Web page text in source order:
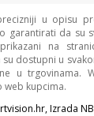
u opisu
garantirati da su
prikazani na
dostupni u
u trgovinama.
web kupcima.
, Izrada